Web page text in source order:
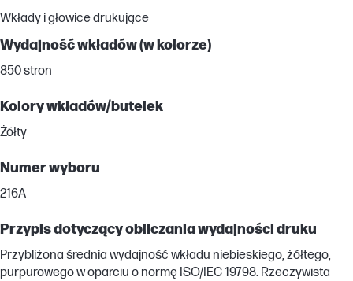
Wkłady i głowice drukujące
Wydajność wkładów (w kolorze)
850 stron
Kolory wkładów/butelek
Żółty
Numer wyboru
216A
Przypis dotyczący obliczania wydajności druku
Przybliżona średnia wydajność wkładu niebieskiego, żółtego,
purpurowego w oparciu o normę ISO/IEC 19798. Rzeczywista